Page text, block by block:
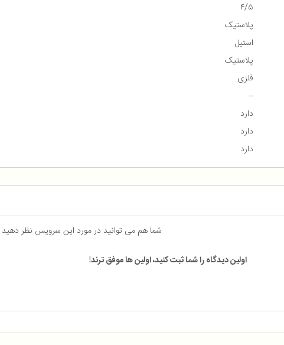
۴/۵
پلاستیک
استیل
پلاستیک
فلزی
–
دارد
دارد
دارد
شما هم می توانید در مورد این سرویس نظر دهید
اولین دیدگاه را شما ثبت کنید، اولین ها موفق ترند!